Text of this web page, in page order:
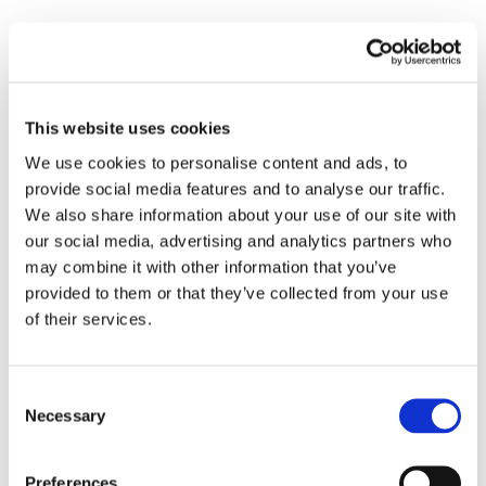
This website uses cookies
We use cookies to personalise content and ads, to
provide social media features and to analyse our traffic.
We also share information about your use of our site with
our social media, advertising and analytics partners who
may combine it with other information that you’ve
provided to them or that they’ve collected from your use
of their services.
Selection
Necessary
Preferences
24 Luglio 2026
Roberto De Gaetano
News.